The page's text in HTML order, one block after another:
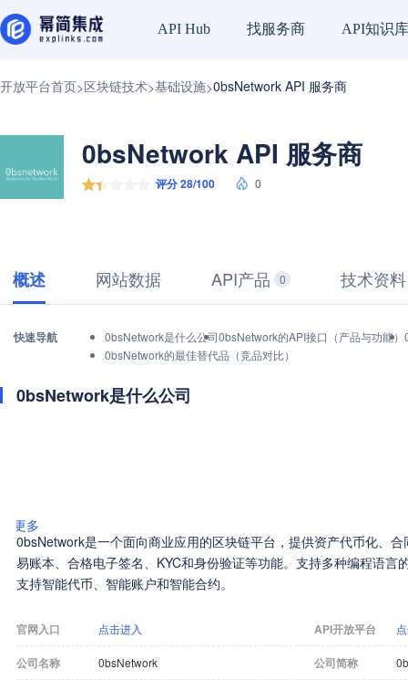
API Hub 找服务商 API知识库
开放平台首页>区块链技术>基础设施>0bsNetwork API 服务商
0bsNetwork API 服务商
评分 28/100 0
概述 网站数据 API产品 0 技术资料
快速导航 0bsNetwork是什么公司0bsNetwork的API接口（产品与功能）
0bsNetwork的最佳替代品（竞品对比）
0bsNetwork是什么公司
更多
0bsNetwork是一个面向商业应用的区块链平台，提供资产代币化、
易账本、合格电子签名、KYC和身份验证等功能。支持多种编程语言
支持智能代币、智能账户和智能合约。
官网入口 点击进入 API开放平台
公司名称 0bsNetwork 公司简称